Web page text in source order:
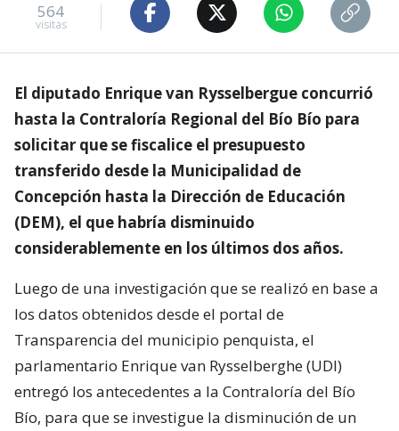
564
visitas
El diputado Enrique van Rysselbergue concurrió
hasta la Contraloría Regional del Bío Bío para
solicitar que se fiscalice el presupuesto
transferido desde la Municipalidad de
Concepción hasta la Dirección de Educación
(DEM), el que habría disminuido
considerablemente en los últimos dos años.
Luego de una investigación que se realizó en base a
los datos obtenidos desde el portal de
Transparencia del municipio penquista, el
parlamentario Enrique van Rysselberghe (UDI)
entregó los antecedentes a la Contraloría del Bío
Bío, para que se investigue la disminución de un